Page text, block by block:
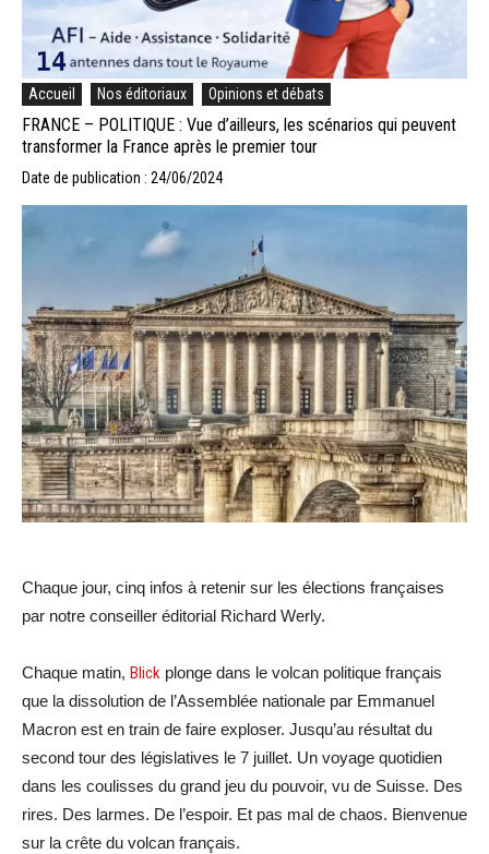
Accueil Nos éditoriaux Opinions et débats
FRANCE – POLITIQUE : Vue d’ailleurs, les scénarios qui peuvent
transformer la France après le premier tour
Date de publication : 24/06/2024
Chaque jour, cinq infos à retenir sur les élections françaises
par notre conseiller éditorial Richard Werly.
Chaque matin, Blick plonge dans le volcan politique français
que la dissolution de l’Assemblée nationale par Emmanuel
Macron est en train de faire exploser. Jusqu’au résultat du
second tour des législatives le 7 juillet. Un voyage quotidien
dans les coulisses du grand jeu du pouvoir, vu de Suisse. Des
rires. Des larmes. De l’espoir. Et pas mal de chaos. Bienvenue
sur la crête du volcan français.